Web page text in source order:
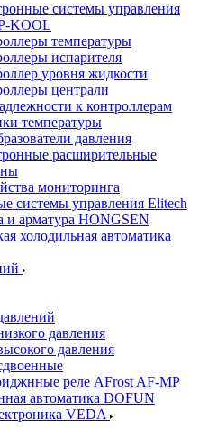
системы управления
KOOL
температуры
испарителя
уровня жидкости
централи
к контроллерам
температуры
давления
расширительные
мониторинга
системы управления Elitech
и арматура HONGSEN
холодильная автоматика
давления
давления
реле AFrost AF-MP
автоматика DOFUN
VEDA